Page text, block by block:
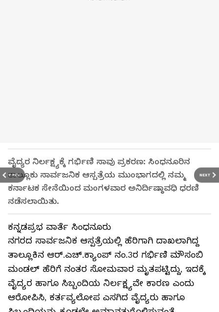
PREV NEXT
ವೈದ್ಯರ ನಿರ್ಲಕ್ಷ್ಯಕ್ಕೆ ಗರ್ಭಿಣಿ ಸಾವು ಪ್ರಕರಣ: ಸಿಂಧನೂರಿನ
ತಾಲ್ಲೂಕು ಸಾರ್ವಜನಿಕ ಆಸ್ಪತ್ರೆಯ ಮುಂಭಾಗದಲ್ಲಿ ನಮ್ಮ
ಕರ್ನಾಟಕ ಸೇನೆಯಿಂದ ಮಂಗಳವಾರ ಅನಿರ್ದಿಷ್ಠಾವಧಿ ಧರಣಿ
ನಡೆಸಲಾಯಿತು.
ಕನ್ನಡಪ್ರಭ ವಾರ್ತೆ ಸಿಂಧನೂರು
ನಗರದ ಸಾರ್ವಜನಿಕ ಆಸ್ಪತ್ರೆಯಲ್ಲಿ ಹೆರಿಗಾಗಿ ದಾಖಲಾಗಿದ್ದ
ತಾಲ್ಲೂಕಿನ ಆರ್.ಎಚ್.ಕ್ಯಾಂಪ್ ನಂ.3ರ ಗರ್ಭಿಣಿ ಮೌಸಂಬಿ
ಮಂಡಲ್ ಹೆರಿಗೆ ನಂತರ ಸೋಮವಾರ ಮೃತಪಟ್ಟಿದ್ದು, ಇದಕ್ಕೆ
ವೈದ್ಯರ ಹಾಗೂ ಸಿಬ್ಬಂದಿಯ ನಿರ್ಲಕ್ಷ್ಯವೇ ಕಾರಣ ಎಂದು
ಆರೋಪಿಸಿ, ಕರ್ತವ್ಯಲೋಪ ಎಸಗಿದ ವೈದ್ಯರು ಹಾಗೂ